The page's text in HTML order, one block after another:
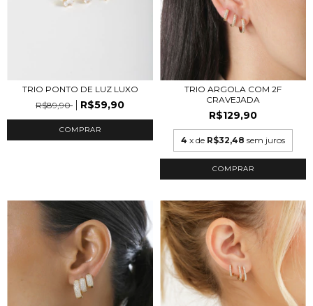
TRIO PONTO DE LUZ LUXO
R$89,90
R$59,90
COMPRAR
TRIO ARGOLA COM 2F
CRAVEJADA
R$129,90
4 x de R$32,48 sem juros
COMPRAR